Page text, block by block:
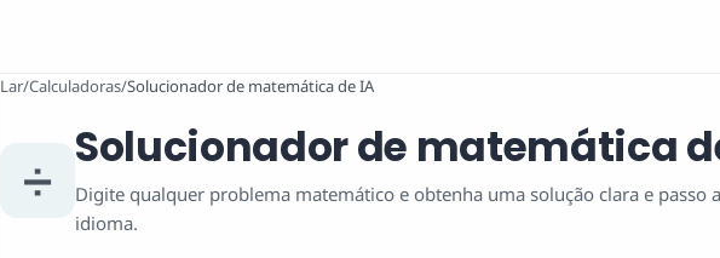
Lar/Calculadoras/Solucionador de matemática de IA
➗
Solucionador de matemática
Digite qualquer problema matemático e obtenha uma solução clara e passo
idioma.